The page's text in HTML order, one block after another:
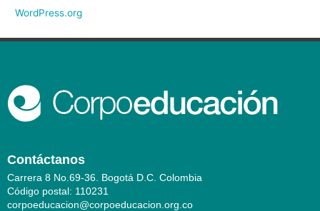
WordPress.org
Contáctanos
Carrera 8 No.69-36. Bogotá D.C. Colombia
Código postal: 110231
corpoeducacion@corpoeducacion.org.co